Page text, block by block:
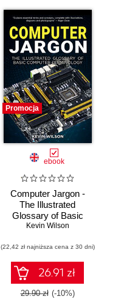
Promocja
ebook
Computer Jargon -
The Illustrated
Glossary of Basic
Computer
Decode and
simplify complex
computer terms
with easy-to-follow
visual guides
Kevin Wilson
(22,42 zł najniższa cena z 30 dni)
26.91 zł
29.90 zł (-10%)